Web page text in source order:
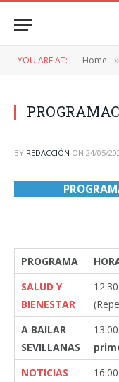
YOU ARE AT: Home »
BY REDACCIÓN ON 24/05/
PROGRAMA
SALUD Y
BIENESTAR
A BAILAR
SEVILLANAS
NOTICIAS